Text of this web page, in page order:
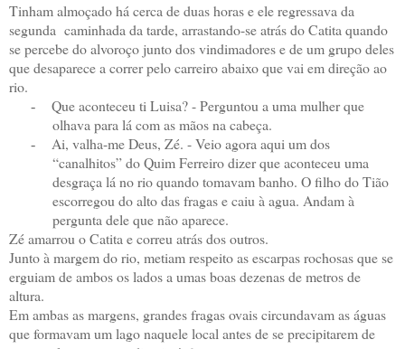
Tinham almoçado há cerca de duas horas e ele regressava da
segunda caminhada da tarde, arrastando-se atrás do Catita quando
se percebe do alvoroço junto dos vindimadores e de um grupo deles
que desaparece a correr pelo carreiro abaixo que vai em direção ao
rio.
-
Que aconteceu ti Luisa? - Perguntou a uma mulher que
olhava para lá com as mãos na cabeça.
-
Ai, valha-me Deus, Zé. - Veio agora aqui um dos
“canalhitos” do Quim Ferreiro dizer que aconteceu uma
desgraça lá no rio quando tomavam banho. O filho do Tião
escorregou do alto das fragas e caiu à agua. Andam à
pergunta dele que não aparece.
Zé amarrou o Catita e correu atrás dos outros.
Junto à margem do rio, metiam respeito as escarpas rochosas que se
erguiam de ambos os lados a umas boas dezenas de metros de
altura.
Em ambas as margens, grandes fragas ovais circundavam as águas
que formavam um lago naquele local antes de se precipitarem de